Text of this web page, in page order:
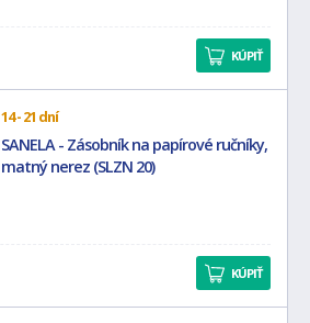
KÚPIŤ
14 - 21 dní
SANELA - Zásobník na papírové ručníky,
matný nerez (SLZN 20)
KÚPIŤ